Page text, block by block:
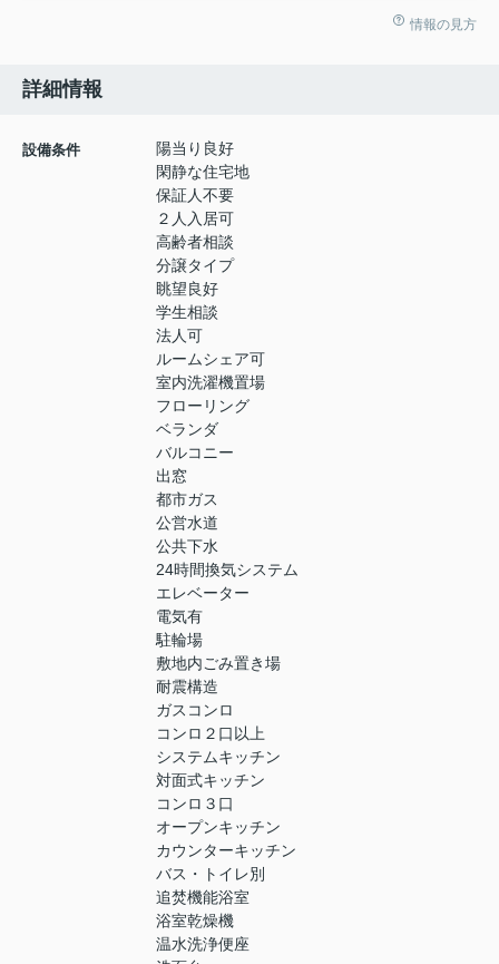
情報の見方
詳細情報
設備条件
陽当り良好
閑静な住宅地
保証人不要
２人入居可
高齢者相談
分譲タイプ
眺望良好
学生相談
法人可
ルームシェア可
室内洗濯機置場
フローリング
ベランダ
バルコニー
出窓
都市ガス
公営水道
公共下水
24時間換気システム
エレベーター
電気有
駐輪場
敷地内ごみ置き場
耐震構造
ガスコンロ
コンロ２口以上
システムキッチン
対面式キッチン
コンロ３口
オープンキッチン
カウンターキッチン
バス・トイレ別
追焚機能浴室
浴室乾燥機
温水洗浄便座